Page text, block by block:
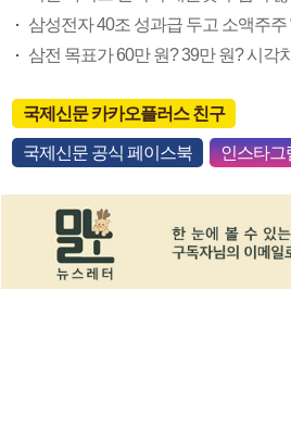
삼성전자 40조 성과급 두고 소액주주
삼전 목표가 60만 원? 39만 원? 시각
국제신문 카카오플러스 친구
국제신문 공식 페이스북 인스타그